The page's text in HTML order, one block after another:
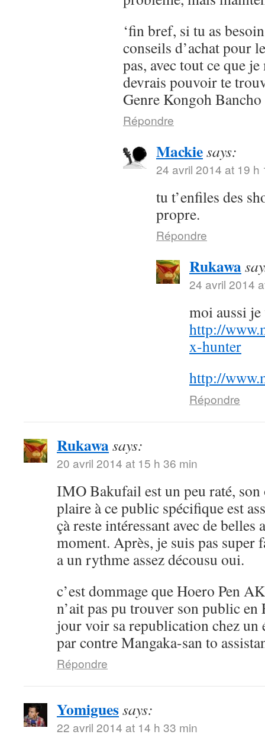
‘fin bref, si tu as
conseils d’achat pour
pas, avec tout ce que
devrais pouvoir te
Genre Kongoh Bancho
Répondre
Mackiesays:
24 avril 2014 at 19 h
tu t’enfiles des
propre.
Répondre
Rukawa
24 avril 2014
moi aussi
http://
x-hunter
http://
Répondre
Rukawasays:
20 avril 2014 at 15 h 36 min
IMO Bakufail est un peu raté,
plaire à ce public spécifique est
çà reste intéressant avec de belles
moment. Après, je suis pas super
a un rythme assez décousu oui.
c’est dommage que Hoero Pen
n’ait pas pu trouver son public en
jour voir sa republication chez un
par contre Mangaka-san to
Répondre
Yomiguessays:
22 avril 2014 at 14 h 33 min